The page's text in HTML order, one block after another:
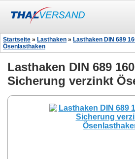
Startseite » Lasthaken » Lasthaken DIN 689
Ösenlasthaken
Lasthaken DIN 689
Sicherung verzinkt